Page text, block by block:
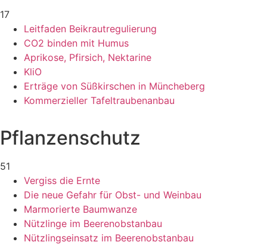
17
Leitfaden Beikrautregulierung
CO2 binden mit Humus
Aprikose, Pfirsich, Nektarine
KliO
Erträge von Süßkirschen in Müncheberg
Kommerzieller Tafeltraubenanbau
Pflanzenschutz
51
Vergiss die Ernte
Die neue Gefahr für Obst- und Weinbau
Marmorierte Baumwanze
Nützlinge im Beerenobstanbau
Nützlingseinsatz im Beerenobstanbau